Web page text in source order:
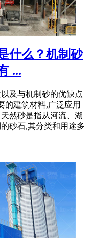
什么？机制砂
...
及与机制砂的优缺点
的建筑材料,广泛应用
然砂是指从河流、湖
砂石,其分类和用途多